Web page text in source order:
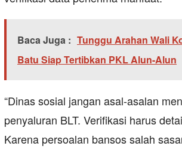
Baca Juga : Tunggu Arahan Wali
Batu Siap Tertibkan PKL Alun-Alun
“Dinas sosial jangan asal-asalan
penyaluran BLT. Verifikasi harus
Karena persoalan bansos salah